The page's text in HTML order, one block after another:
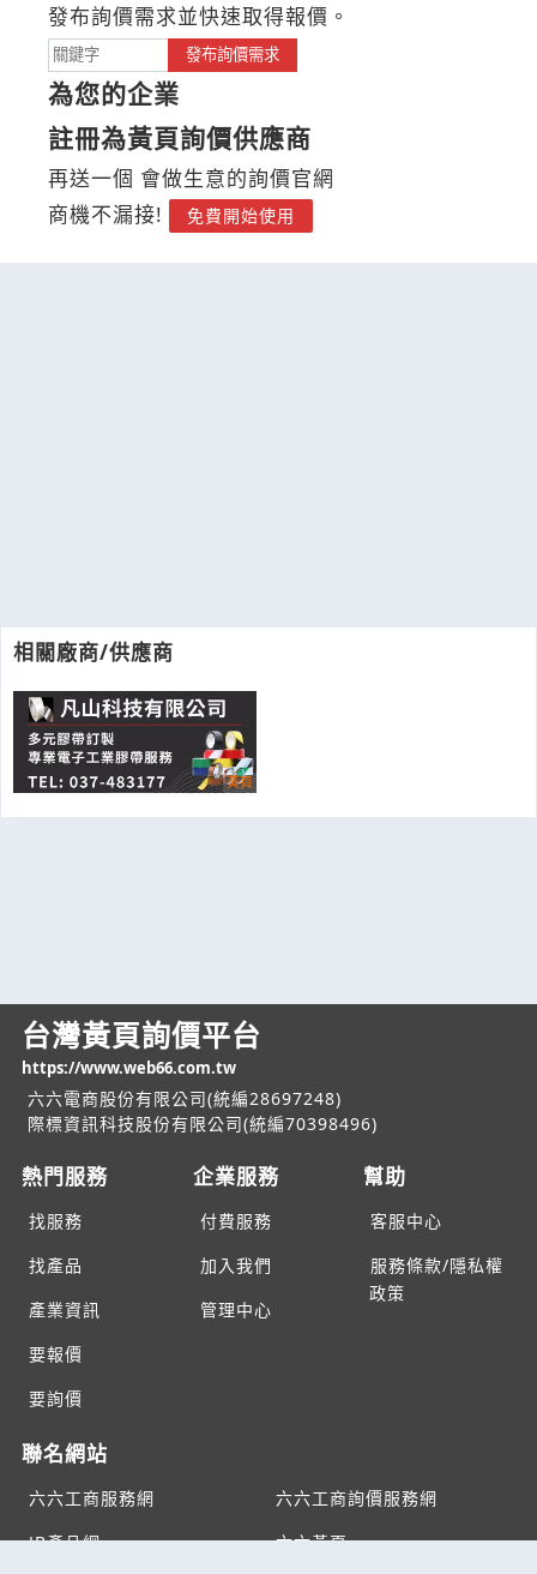
發布詢價需求並快速取得報價。
發布詢價需求
為您的企業
註冊為黃頁詢價供應商
再送一個 會做生意的詢價官網
商機不漏接!
免費開始使用
相關廠商/供應商
台灣黃頁詢價平台
https://www.web66.com.tw
六六電商股份有限公司(統編28697248)
際標資訊科技股份有限公司(統編70398496)
熱門服務
找服務
找產品
產業資訊
要報價
要詢價
企業服務
付費服務
加入我們
管理中心
幫助
客服中心
服務條款/隱私權
政策
聯名網站
六六工商服務網
六六工商詢價服務網
JB產品網
六六黃頁